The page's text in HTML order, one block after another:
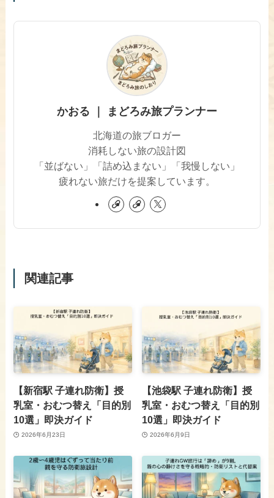
かおる ｜ まどろみ旅プランナー
北海道の旅ブロガー
消耗しない旅の設計図
「並ばない」「詰め込まない」「我慢しない」
疲れない旅だけを提案しています。
関連記事
【新宿駅 子連れ防衛】授
乳室・おむつ替え「目的別
10選」即決ガイド
2026年6月23日
【池袋駅 子連れ防衛】授
乳室・おむつ替え「目的別
10選」即決ガイド
2026年6月9日